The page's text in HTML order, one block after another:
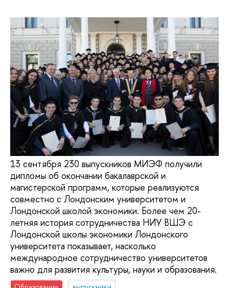
13 сентября 230 выпускников МИЭФ получили
дипломы об окончании бакалаврской и
магистерской программ, которые реализуются
совместно с Лондонским университетом и
Лондонской школой экономики. Более чем 20-
летняя история сотрудничества НИУ ВШЭ с
Лондонской школы экономики Лондонского
университета показывает, насколько
международное сотрудничество университетов
важно для развития культуры, науки и образования.